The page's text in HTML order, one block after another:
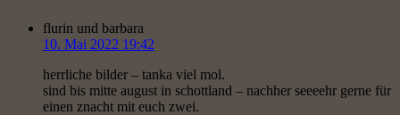
flurin und barbara
10. Mai 2022 19:42
herrliche bilder – tanka viel mol.
sind bis mitte august in schottland – nachher seeeehr gerne für
einen znacht mit euch zwei.